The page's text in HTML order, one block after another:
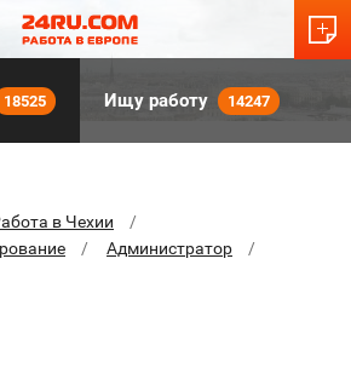
18525 Ищу работу 14247
в Чехии
Администратор